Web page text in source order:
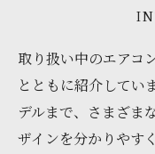
取り扱い中のエアコ
とともに紹介してい
デルまで、さまざま
ザインを分かりやす